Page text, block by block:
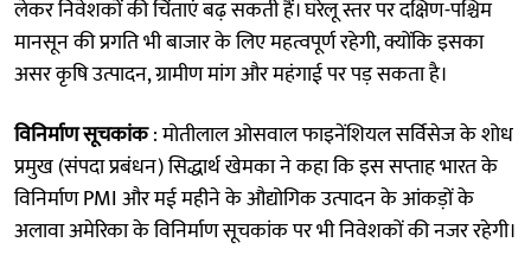
लेकर निवेशकों की चिंताएं बढ़ सकती हैं। घरेलू स्तर पर दक्षिण-पश्चिम
मानसून की प्रगति भी बाजार के लिए महत्वपूर्ण रहेगी, क्योंकि इसका
असर कृषि उत्पादन, ग्रामीण मांग और महंगाई पर पड़ सकता है।
विनिर्माण सूचकांक: मोतीलाल ओसवाल फाइनेंशियल सर्विसेज के शोध
प्रमुख (संपदा प्रबंधन) सिद्धार्थ खेमका ने कहा कि इस सप्ताह भारत के
विनिर्माण PMI और मई महीने के औद्योगिक उत्पादन के आंकड़ों के
अलावा अमेरिका के विनिर्माण सूचकांक पर भी निवेशकों की नजर रहेगी।